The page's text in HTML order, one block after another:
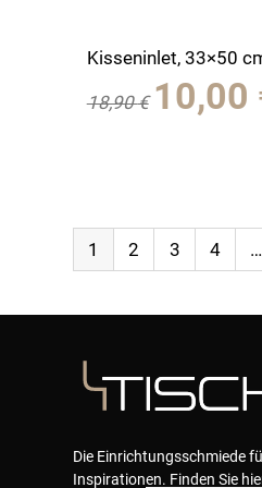
Kisseninlet, 33×50
18,90€
Preis
10,00
Page
1 Page
2 Page
3 Page
4 …
Die Einrichtungsschmiede
Inspirationen. Finden Sie